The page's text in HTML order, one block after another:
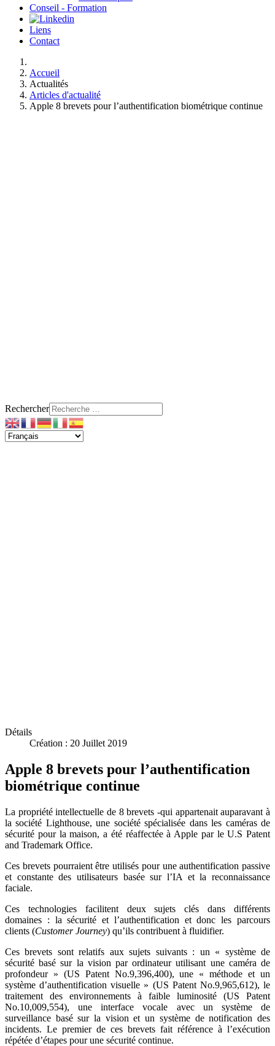
Conseil - Formation
Liens
Contact
Accueil
Actualités
Articles d'actualité
Apple 8 brevets pour l’authentification biométrique continue
Rechercher
Détails
Création : 20 Juillet 2019
Apple 8 brevets pour l’authentification
biométrique continue
La propriété intellectuelle de 8 brevets -qui appartenait auparavant à
la société Lighthouse, une société spécialisée dans les caméras de
sécurité pour la maison, a été réaffectée à Apple par le U.S Patent
and Trademark Office.
Ces brevets pourraient être utilisés pour une authentification passive
et constante des utilisateurs basée sur l’IA et la reconnaissance
faciale.
Ces technologies facilitent deux sujets clés dans différents
domaines : la sécurité et l’authentification et donc les parcours
clients (Customer Journey) qu’ils contribuent à fluidifier.
Ces brevets sont relatifs aux sujets suivants : un « système de
sécurité basé sur la vision par ordinateur utilisant une caméra de
profondeur » (US Patent No.9,396,400), une « méthode et un
système d’authentification visuelle » (US Patent No.9,965,612), le
traitement des environnements à faible luminosité (US Patent
No.10,009,554), une interface vocale avec un système de
surveillance basé sur la vision et un système de notification des
incidents. Le premier de ces brevets fait référence à l’exécution
répétée d’étapes pour une sécurité continue.